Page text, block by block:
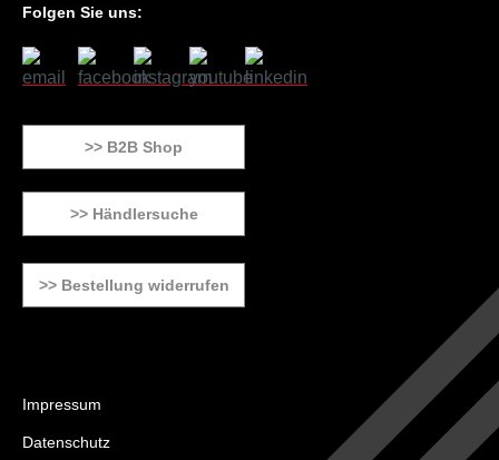
Folgen Sie uns:
>> B2B Shop
>> Händlersuche
>> Bestellung widerrufen
Impressum
Datenschutz